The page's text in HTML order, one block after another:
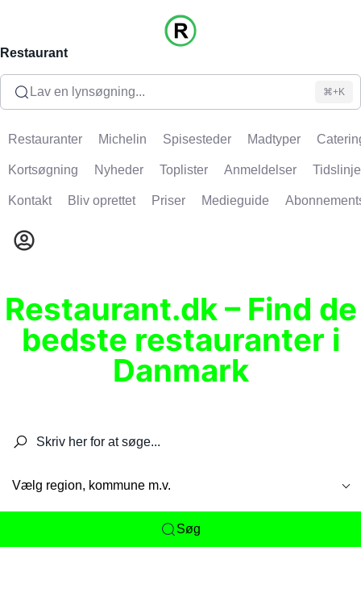
Restaurant
Lav en lynsøgning... ⌘+K
Restauranter Michelin Spisesteder Madtyper
Kortsøgning Nyheder Toplister Anmeldelser Tidslinje
Kontakt Bliv oprettet Priser Medieguide
Restaurant.dk – Find de
bedste restauranter i
Danmark
Vælg region, kommune m.v.
Søg